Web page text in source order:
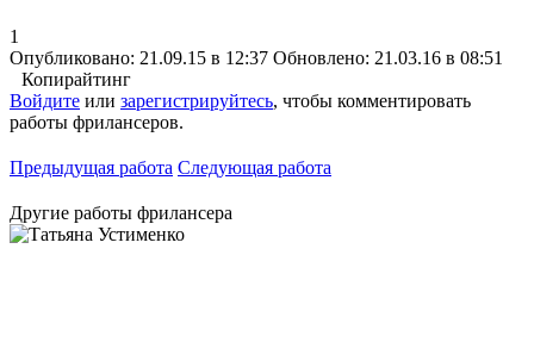
1
Опубликовано: 21.09.15 в 12:37 Обновлено: 21.03.16 в 08:51
Копирайтинг
Войдите или зарегистрируйтесь, чтобы комментировать
работы фрилансеров.
Предыдущая работа Следующая работа
Другие работы фрилансера